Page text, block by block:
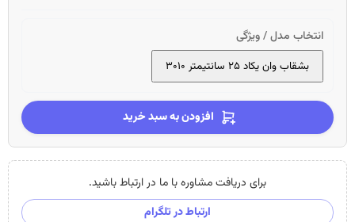
انتخاب مدل / ویژگی
بشقاب وان یکاد ۲۵ سانتیمتر ۳۰۱۰
افزودن به سبد خرید
برای دریافت مشاوره با ما در ارتباط باشید.
ارتباط در تلگرام